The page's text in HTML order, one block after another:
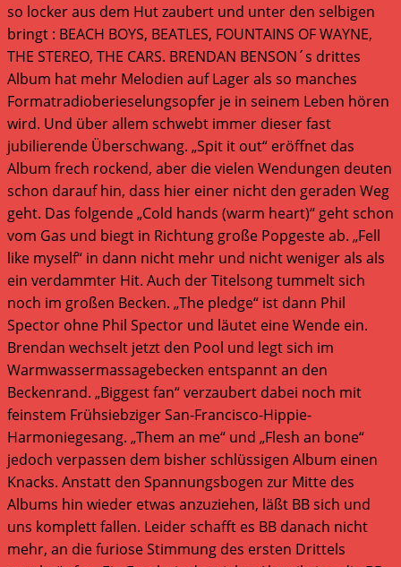
so locker aus dem Hut zaubert und unter den selbigen
bringt : BEACH BOYS, BEATLES, FOUNTAINS OF WAYNE,
THE STEREO, THE CARS. BRENDAN BENSON´s drittes
Album hat mehr Melodien auf Lager als so manches
Formatradioberieselungsopfer je in seinem Leben hören
wird. Und über allem schwebt immer dieser fast
jubilierende Überschwang. „Spit it out“ eröffnet das
Album frech rockend, aber die vielen Wendungen deuten
schon darauf hin, dass hier einer nicht den geraden Weg
geht. Das folgende „Cold hands (warm heart)“ geht schon
vom Gas und biegt in Richtung große Popgeste ab. „Fell
like myself“ in dann nicht mehr und nicht weniger als als
ein verdammter Hit. Auch der Titelsong tummelt sich
noch im großen Becken. „The pledge“ ist dann Phil
Spector ohne Phil Spector und läutet eine Wende ein.
Brendan wechselt jetzt den Pool und legt sich im
Warmwassermassagebecken entspannt an den
Beckenrand. „Biggest fan“ verzaubert dabei noch mit
feinstem Frühsiebziger San-Francisco-Hippie-
Harmoniegesang. „Them an me“ und „Flesh an bone“
jedoch verpassen dem bisher schlüssigen Album einen
Knacks. Anstatt den Spannungsbogen zur Mitte des
Albums hin wieder etwas anzuziehen, läßt BB sich und
uns komplett fallen. Leider schafft es BB danach nicht
mehr, an die furiose Stimmung des ersten Drittels